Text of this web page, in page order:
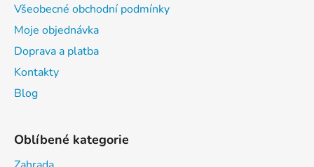
Všeobecné obchodní podmínky
Moje objednávka
Doprava a platba
Kontakty
Blog
Oblíbené kategorie